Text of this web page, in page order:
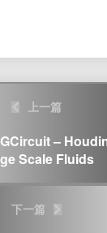
上一篇
–
Scale Fluids
下一篇